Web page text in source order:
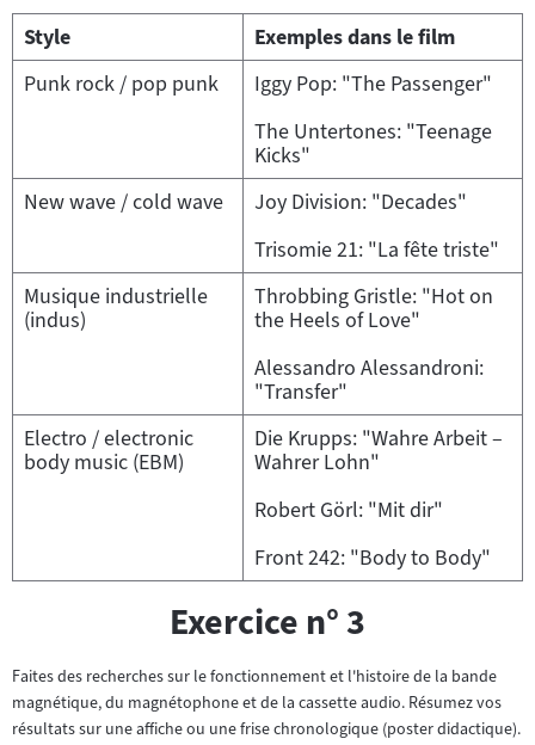
Style
Exemples dans le film
Punk rock / pop punk
Iggy Pop: "The Passenger"
The Untertones: "Teenage
Kicks"
New wave / cold wave
Joy Division: "Decades"
Trisomie 21: "La fête triste"
Musique industrielle
(indus)
Throbbing Gristle: "Hot on
the Heels of Love"
Alessandro Alessandroni:
"Transfer"
Electro / electronic
body music (EBM)
Die Krupps: "Wahre Arbeit –
Wahrer Lohn"
Robert Görl: "Mit dir"
Front 242: "Body to Body"
Exercice n° 3
Faites des recherches sur le fonctionnement et l'histoire de la bande
magnétique, du magnétophone et de la cassette audio. Résumez vos
résultats sur une affiche ou une frise chronologique (poster didactique).